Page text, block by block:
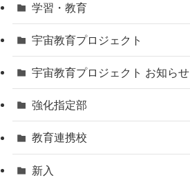
学習・教育
宇宙教育プロジェクト
宇宙教育プロジェクト お知らせ
強化指定部
教育連携校
新入